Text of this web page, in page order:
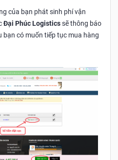
của bạn phát sinh phí vận
Đại Phúc Logisticssẽ thông báo
bạn có muốn tiếp tục mua hàng